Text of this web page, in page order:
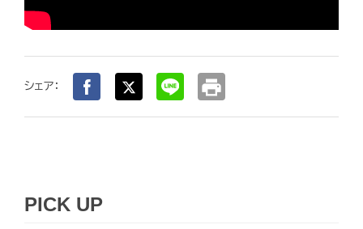
シェア： print
PICK UP